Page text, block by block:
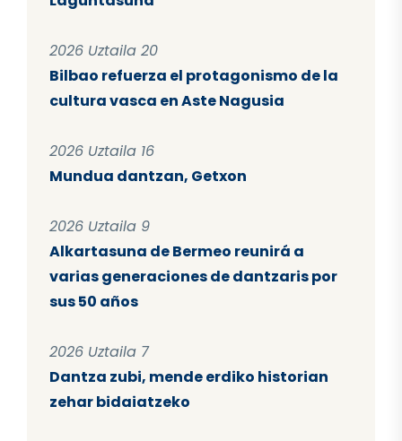
2026 Uztaila 20
Bilbao refuerza el protagonismo de la
cultura vasca en Aste Nagusia
2026 Uztaila 16
Mundua dantzan, Getxon
2026 Uztaila 9
Alkartasuna de Bermeo reunirá a
varias generaciones de dantzaris por
sus 50 años
2026 Uztaila 7
Dantza zubi, mende erdiko historian
zehar bidaiatzeko